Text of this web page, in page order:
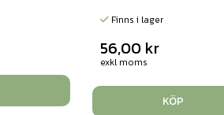
Finns i lager
56,00 kr
exkl moms
KÖP